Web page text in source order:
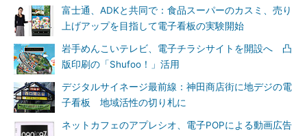
富士通、ADKと共同で：食品スーパーのカスミ、売り
上げアップを目指して電子看板の実験開始
岩手めんこいテレビ、電子チラシサイトを開設へ 凸
版印刷の「Shufoo！」活用
デジタルサイネージ最前線：神田商店街に地デジの電
子看板 地域活性の切り札に
ネットカフェのアプレシオ、電子POPによる動画広告